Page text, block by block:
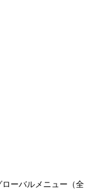
ーバルメニュー（全